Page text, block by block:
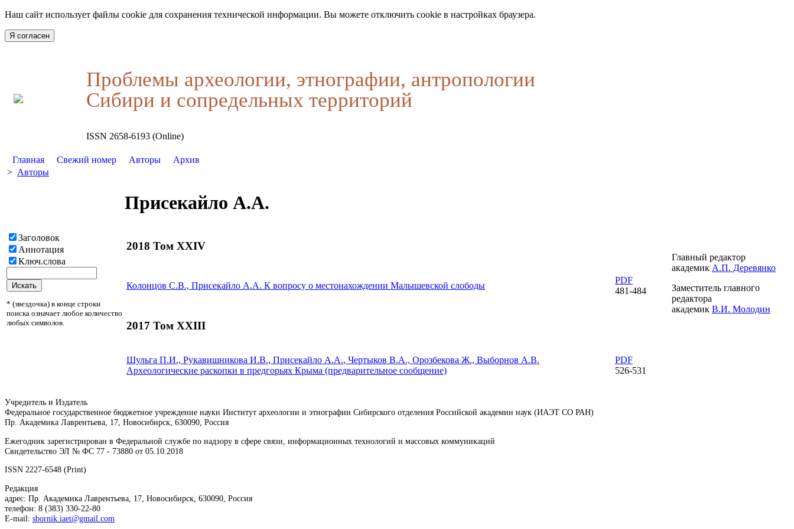
Наш сайт использует файлы cookie для сохранения технической информации. Вы можете отключить cookie в настройках браузера.
Я согласен
Проблемы археологии, этнографии, антропологии
Сибири и сопредельных территорий
ISSN 2658-6193 (Online)
Главная Свежий номер Авторы
Архив
> Авторы
Заголовок
Аннотация
Ключ.слова
* (звездочка) в конце строки
поиска означает любое количество
любых символов.
Присекайло А.А.
2018 Том XXIV
Колонцов С.В., Присекайло А.А. К вопросу о местонахождении Малышевской слободы
PDF
481-484
2017 Том XXIII
Шульга П.И., Рукавишникова И.В., Присекайло А.А., Чертыков В.А., Орозбекова Ж., Выборнов А.В.
Археологические раскопки в предгорьях Крыма (предварительное сообщение)
PDF
526-531
Главный редактор
академик А.П. Деревянко
Заместитель главного
редактора
академик В.И. Молодин
Учредитель и Издатель
Федеральное государственное бюджетное учреждение науки Институт археологии и этнографии Сибирского отделения Российской академии наук (ИАЭТ СО РАН)
Пр. Академика Лаврентьева, 17, Новосибирск, 630090, Россия
Ежегодник зарегистрирован в Федеральной службе по надзору в сфере связи, информационных технологий и массовых коммуникаций
Свидетельство ЭЛ № ФС 77 - 73880 от 05.10.2018
ISSN 2227-6548 (Print)
Редакция
адрес: Пр. Академика Лаврентьева, 17, Новосибирск, 630090, Россия
телефон: 8 (383) 330-22-80
E-mail: sbornik.iaet@gmail.com